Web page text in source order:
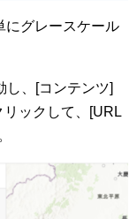
にグレースケール
し、[コンテンツ]
リックして、[URL